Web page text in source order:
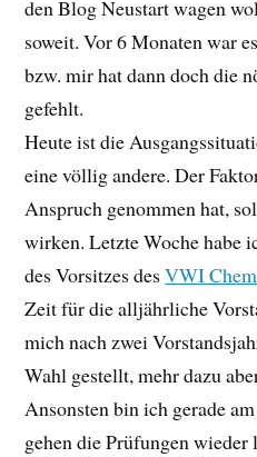
den Blog Neustart wagen
soweit. Vor 6 Monaten war
bzw. mir hat dann doch die
gefehlt.
Heute ist die
eine völlig andere. Der
Anspruch genommen hat,
wirken. Letzte Woche habe
des Vorsitzes desVWI
Zeit für die alljährliche
mich nach zwei
Wahl gestellt, mehr dazu
Ansonsten bin ich gerade
gehen die Prüfungen